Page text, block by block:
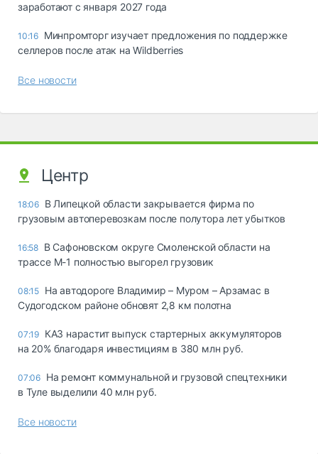
заработают с января 2027 года
10:16 Минпромторг изучает предложения по поддержке
селлеров после атак на Wildberries
Все новости
Центр
18:06 В Липецкой области закрывается фирма по
грузовым автоперевозкам после полутора лет убытков
16:58 В Сафоновском округе Смоленской области на
трассе М-1 полностью выгорел грузовик
08:15 На автодороге Владимир – Муром – Арзамас в
Судогодском районе обновят 2,8 км полотна
07:19 КАЗ нарастит выпуск стартерных аккумуляторов
на 20% благодаря инвестициям в 380 млн руб.
07:06 На ремонт коммунальной и грузовой спецтехники
в Туле выделили 40 млн руб.
Все новости